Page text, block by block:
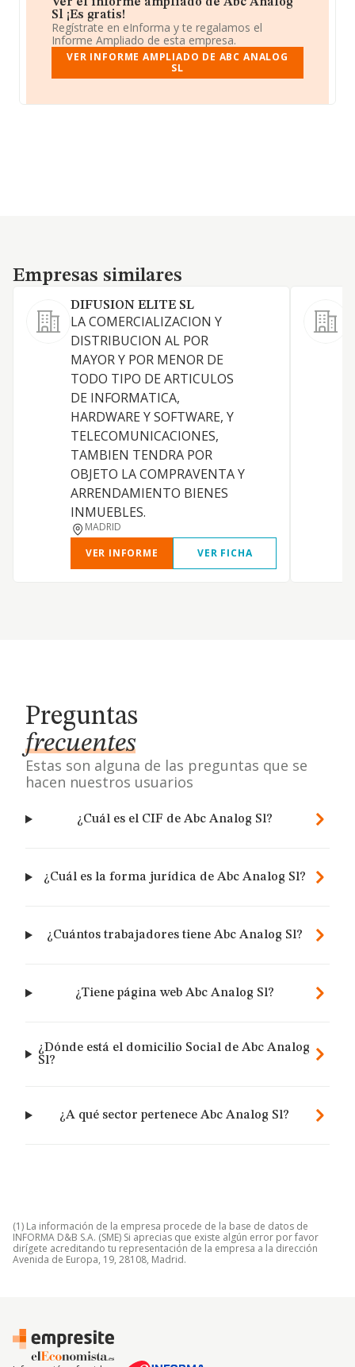
Sl ¡Es gratis!
Regístrate en eInforma y te regalamos el
Informe Ampliado de esta empresa.
VER INFORME AMPLIADO DE ABC ANALOG
SL
Empresas similares
Empresas similares
DIFUSION ELITE SL
LA COMERCIALIZACION Y
DISTRIBUCION AL POR
MAYOR Y POR MENOR DE
TODO TIPO DE ARTICULOS
DE INFORMATICA,
HARDWARE Y SOFTWARE, Y
TELECOMUNICACIONES,
TAMBIEN TENDRA POR
OBJETO LA COMPRAVENTA Y
ARRENDAMIENTO BIENES
INMUEBLES.
MADRID
VER INFORME
VER FICHA
Preguntas
frecuentes
Estas son alguna de las preguntas que se
hacen nuestros usuarios
¿Cuál es el CIF de Abc Analog Sl?
¿Cuál es la forma jurídica de Abc Analog Sl?
¿Cuántos trabajadores tiene Abc Analog Sl?
¿Tiene página web Abc Analog Sl?
¿Dónde está el domicilio Social de Abc Analog
Sl?
¿A qué sector pertenece Abc Analog Sl?
(1) La información de la empresa procede de la base de datos de
INFORMA D&B S.A. (SME) Si aprecias que existe algún error por favor
dirígete acreditando tu representación de la empresa a la dirección
Avenida de Europa, 19, 28108, Madrid.